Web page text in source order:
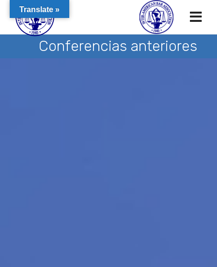
Conferencias anteriores
Translate »